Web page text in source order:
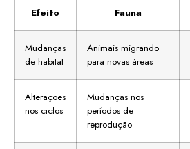
Efeito Fauna
Mudanças
de habitat
Animais migrando
para novas áreas
Alterações
nos ciclos
Mudanças nos
períodos de
reprodução